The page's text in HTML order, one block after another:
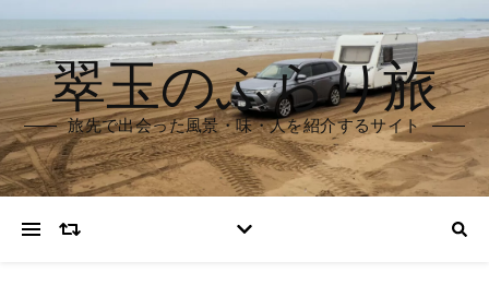
翠玉のふらり旅
旅先で出会った風景・味・人を紹介するサイト